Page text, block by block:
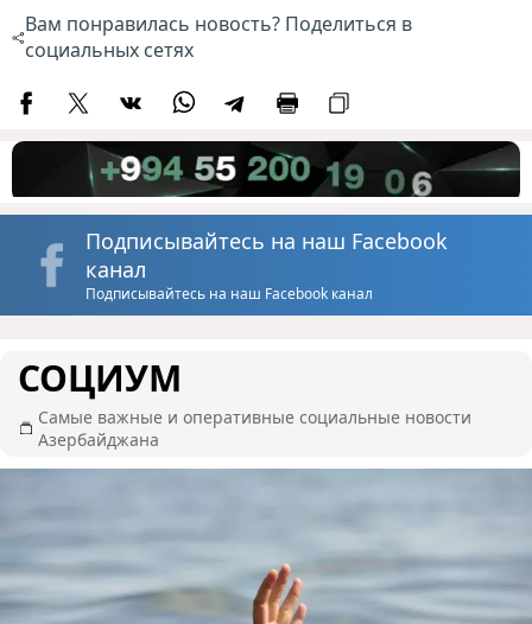
Вам понравилась новость? Поделиться в
социальных сетях
Подписывайтесь на наш Facebook
канал
Подписывайтесь на наш Facebook канал
СОЦИУМ
Самые важные и оперативные социальные новости
Азербайджана